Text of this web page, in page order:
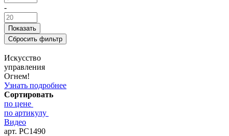
-
Искусство
управления
Огнем!
Узнать подробнее
Сортировать
по цене
по артикулу
Видео
арт. РС1490